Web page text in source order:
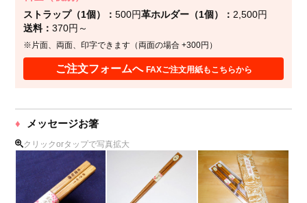
ストラップ（1個） 500円革ホルダー（1個）
2,500円
送料
370円～
※片面、両面、印字できます（両面の場合 +300円）
ご注文フォームへ FAXご注文用紙もこちらから
メッセージお箸
クリックorタップで写真拡大